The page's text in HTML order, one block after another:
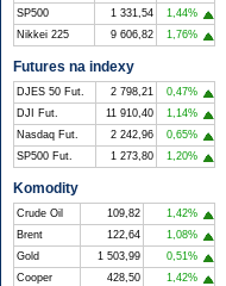
SP500
1 331,54
1,44%
Nikkei 225
9 606,82 1,76%
Futures na indexy
DJES 50 Fut. 2 798,21
0,47%
DJI Fut.
11 910,40
1,14%
Nasdaq Fut.
2 242,96
0,65%
SP500 Fut.
1 273,80 1,20%
Komodity
Crude Oil 109,82
1,42%
Brent
122,64
1,08%
Gold
1 503,99
0,51%
Cooper
428,50
1,42%